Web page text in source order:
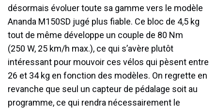
désormais évoluer toute sa gamme vers le modèle
Ananda M150SD jugé plus fiable. Ce bloc de 4,5 kg
tout de même développe un couple de 80 Nm
(250 W, 25 km/h max.), ce qui s’avère plutôt
intéressant pour mouvoir ces vélos qui pèsent entre
26 et 34 kg en fonction des modèles. On regrette en
revanche que seul un capteur de pédalage soit au
programme, ce qui rendra nécessairement le